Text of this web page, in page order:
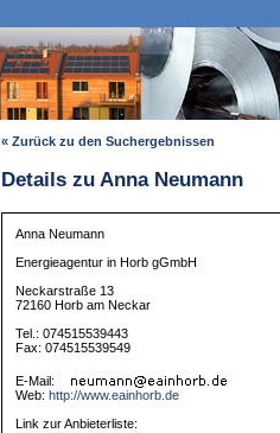
« Zurück zu den Suchergebnissen
Details zu Anna Neumann
Anna Neumann
Energieagentur in Horb gGmbH
Neckarstraße 13
72160 Horb am Neckar
Tel.: 074515539443
Fax: 074515539549
E-Mail:
Web: http://www.eainhorb.de
Link zur Anbieterliste: